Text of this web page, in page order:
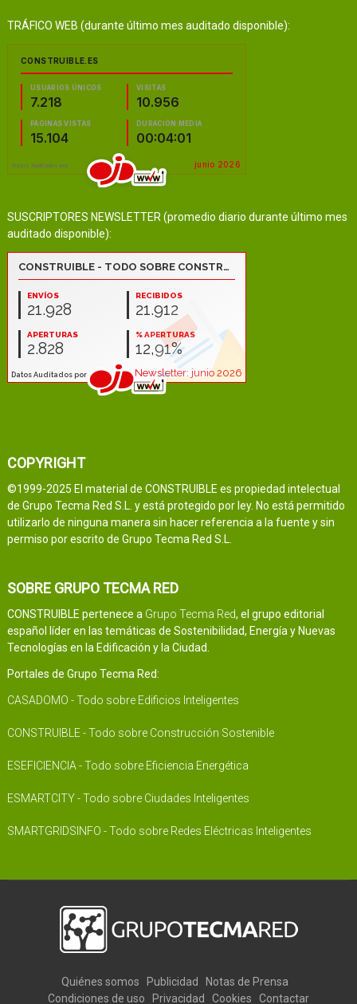
TRÁFICO WEB (durante último mes auditado disponible):
SUSCRIPTORES NEWSLETTER (promedio diario durante último mes
auditado disponible):
COPYRIGHT
©1999-2025 El material de CONSTRUIBLE es propiedad intelectual
de Grupo Tecma Red S.L. y está protegido por ley. No está permitido
utilizarlo de ninguna manera sin hacer referencia a la fuente y sin
permiso por escrito de Grupo Tecma Red S.L.
SOBRE GRUPO TECMA RED
CONSTRUIBLE pertenece a Grupo Tecma Red, el grupo editorial
español líder en las temáticas de Sostenibilidad, Energía y Nuevas
Tecnologías en la Edificación y la Ciudad.
Portales de Grupo Tecma Red:
CASADOMO - Todo sobre Edificios Inteligentes
CONSTRUIBLE - Todo sobre Construcción Sostenible
ESEFICIENCIA - Todo sobre Eficiencia Energética
ESMARTCITY - Todo sobre Ciudades Inteligentes
SMARTGRIDSINFO - Todo sobre Redes Eléctricas Inteligentes
Quiénes somos Publicidad
Notas de Prensa
Condiciones de uso
Privacidad Cookies Contactar